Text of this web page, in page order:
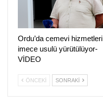
ÖNCEKI
Ordu’da cemevi hizmetleri
imece usulü yürütülüyor-
VİDEO
ÖNCEKI SONRAKI